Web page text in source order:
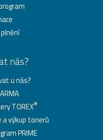
nás?
u nás?
TOREX®
a výkup tonerů
PRIME